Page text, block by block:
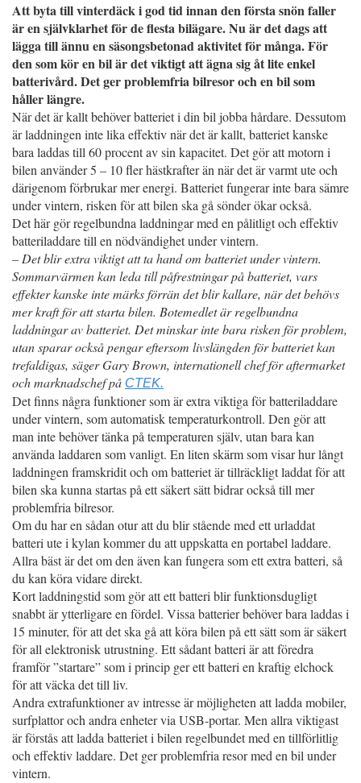
Att byta till vinterdäck i god tid innan den första snön faller
är en självklarhet för de flesta bilägare. Nu är det dags att
lägga till ännu en säsongsbetonad aktivitet för många. För
den som kör en bil är det viktigt att ägna sig åt lite enkel
batterivård. Det ger problemfria bilresor och en bil som
håller längre.
När det är kallt behöver batteriet i din bil jobba hårdare. Dessutom
är laddningen inte lika effektiv när det är kallt, batteriet kanske
bara laddas till 60 procent av sin kapacitet. Det gör att motorn i
bilen använder 5 – 10 fler hästkrafter än när det är varmt ute och
därigenom förbrukar mer energi. Batteriet fungerar inte bara sämre
under vintern, risken för att bilen ska gå sönder ökar också.
Det här gör regelbundna laddningar med en pålitligt och effektiv
batteriladdare till en nödvändighet under vintern.
– Det blir extra viktigt att ta hand om batteriet under vintern.
Sommarvärmen kan leda till påfrestningar på batteriet, vars
effekter kanske inte märks förrän det blir kallare, när det behövs
mer kraft för att starta bilen. Botemedlet är regelbundna
laddningar av batteriet. Det minskar inte bara risken för problem,
utan sparar också pengar eftersom livslängden för batteriet kan
trefaldigas, säger Gary Brown, internationell chef för aftermarket
och marknadschef på CTEK.
Det finns några funktioner som är extra viktiga för batteriladdare
under vintern, som automatisk temperaturkontroll. Den gör att
man inte behöver tänka på temperaturen själv, utan bara kan
använda laddaren som vanligt. En liten skärm som visar hur långt
laddningen framskridit och om batteriet är tillräckligt laddat för att
bilen ska kunna startas på ett säkert sätt bidrar också till mer
problemfria bilresor.
Om du har en sådan otur att du blir stående med ett urladdat
batteri ute i kylan kommer du att uppskatta en portabel laddare.
Allra bäst är det om den även kan fungera som ett extra batteri, så
du kan köra vidare direkt.
Kort laddningstid som gör att ett batteri blir funktionsdugligt
snabbt är ytterligare en fördel. Vissa batterier behöver bara laddas i
15 minuter, för att det ska gå att köra bilen på ett sätt som är säkert
för all elektronisk utrustning. Ett sådant batteri är att föredra
framför ”startare” som i princip ger ett batteri en kraftig elchock
för att väcka det till liv.
Andra extrafunktioner av intresse är möjligheten att ladda mobiler,
surfplattor och andra enheter via USB-portar. Men allra viktigast
är förstås att ladda batteriet i bilen regelbundet med en tillförlitlig
och effektiv laddare. Det ger problemfria resor med en bil under
vintern.